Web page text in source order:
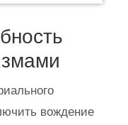
вождение